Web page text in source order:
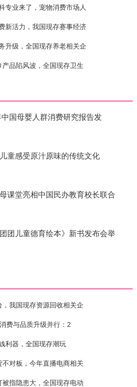
专业来了，宠物消费市场人
新活力，我国现存赛事经济
升级，全国现存养老相关企
品陷风波，全国现存卫生
国母婴人群消费研究报告发
童感受原汁原味的传统文化
课堂亮相中国民办教育校长联合
团团儿童德育绘本》新书发布会举
我国现存资源回收相关企
费与品质升级并行：2
利器，全国现存潮玩
对板，今年直播电商相关
被指隐患大，全国现存电动